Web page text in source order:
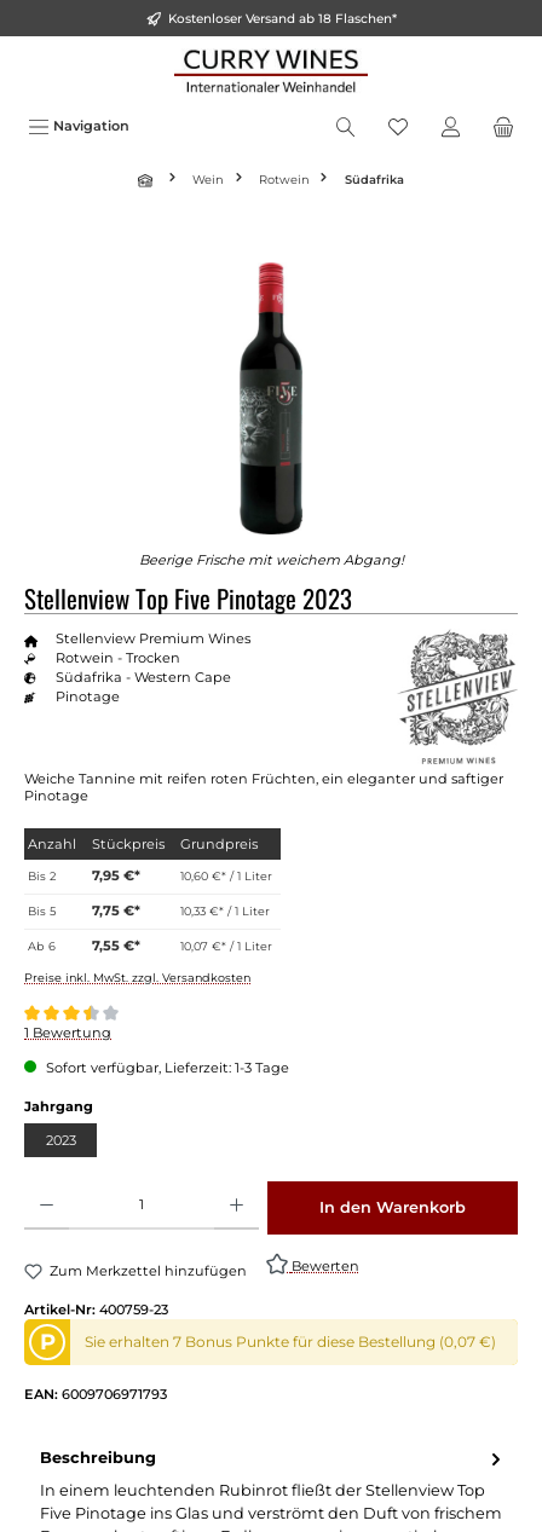
Kostenloser Versand ab 18 Flaschen*
Navigation
Wein Rotwein Südafrika
Beerige Frische mit weichem Abgang!
Stellenview Top Five Pinotage 2023
Stellenview Premium Wines
Rotwein - Trocken
Südafrika - Western Cape
Pinotage
Weiche Tannine mit reifen roten Früchten, ein eleganter und saftiger
Pinotage
Anzahl Stückpreis Grundpreis
Bis2 7,95 €* 10,60 €* / 1 Liter
Bis5 7,75 €* 10,33 €* / 1 Liter
Ab6 7,55 €* 10,07 €* / 1 Liter
Preise inkl. MwSt. zzgl. Versandkosten
Durchschnittliche Bewertung von 3.5 von 5 Sternen
1 Bewertung
Sofort verfügbar, Lieferzeit: 1-3 Tage
Jahrgang
2023
In den Warenkorb
Zum Merkzettel hinzufügen Bewerten
Artikel-Nr: 400759-23
P Sie erhalten 7 Bonus Punkte für diese Bestellung (0,07 €)
EAN: 6009706971793
Beschreibung
In einem leuchtenden Rubinrot fließt der Stellenview Top
Five Pinotage ins Glas und verströmt den Duft von frischem